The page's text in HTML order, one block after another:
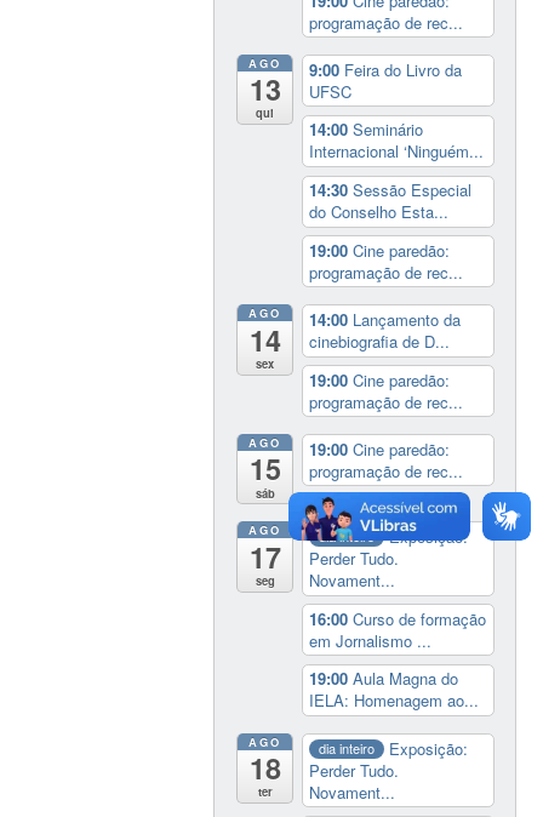
programação de rec...
AGO
13
qui
9:00 Feira do Livro da
UFSC
14:00Seminário
Internacional ‘Ninguém...
14:30Sessão Especial
do Conselho Esta...
19:00Cine paredão:
programação de rec...
AGO
14
sex
14:00 Lançamento da
cinebiografia de D...
19:00Cine paredão:
programação de rec...
AGO
15
sáb
19:00Cine paredão:
programação de rec...
AGO
17
seg
dia inteiro
Exposição:
Perder Tudo.
Novament...
16:00Curso de formação
em Jornalismo ...
19:00Aula Magna do
IELA: Homenagem ao...
AGO
18
ter
dia inteiro
Exposição:
Perder Tudo.
Novament...